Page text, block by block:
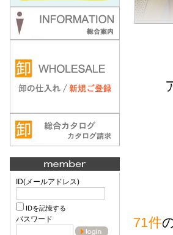
ID(メールアドレス)
IDを記憶する
パスワード 71件